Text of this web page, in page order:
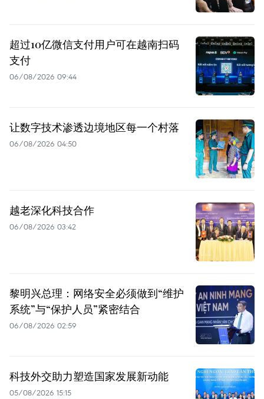
超过10亿微信支付用户可在越南扫码
支付
06/08/2026 09:44
让数字技术渗透边境地区每一个村落
06/08/2026 04:50
越老深化科技合作
06/08/2026 03:42
黎明兴总理：网络安全必须做到“维护
系统”与“保护人员”紧密结合
06/08/2026 02:59
科技外交助力塑造国家发展新动能
05/08/2026 15:15